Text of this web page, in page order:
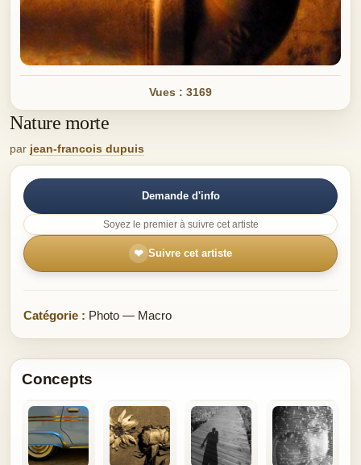
Vues : 3169
Nature morte
par jean-francois dupuis
Demande d'info
Soyez le premier à suivre cet artiste
❤ Suivre cet artiste
Catégorie : Photo — Macro
Concepts